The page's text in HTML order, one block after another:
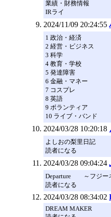
業績・財務情報
IRライ
2024/11/09 20:24:55
1 政治・経済
2 経営・ビジネス
3 科学
4 教育・学校
5 発達障害
6 金融・マネー
7 コスプレ
8 英語
9 ボランティア
10 ライブ・バンド
2024/03/28 10:20:18
よしおの梨里日記
読者になる
2024/03/28 09:04:24
Departure ～フジー
読者になる
2024/03/28 08:34:02
DREAM MAKER